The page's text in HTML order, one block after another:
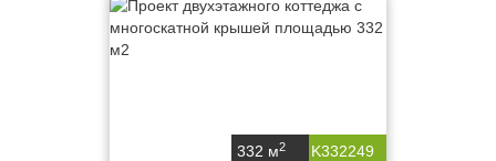
K332249
332 м2